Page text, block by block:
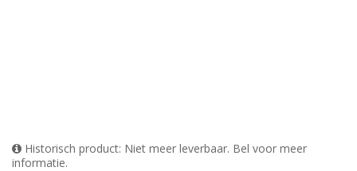
Historisch product: Niet meer leverbaar. Bel voor meer
informatie.